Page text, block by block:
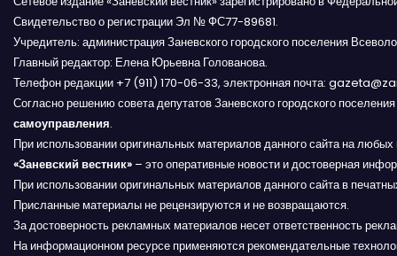
а
п
и
с
я
м
Свидетельство о регистрации Эл № ФС77-89681.
Учредитель: администрация Заневского городского поселения
Главный редактор: Елена Юрьевна Голованова.
Телефон редакции +7 (911) 170-06-33, электронная почта:
Согласно решению совета депутатов Заневского городского поселения
самоуправления.
При использовании оригинальных материалов данного сайта на
«Заневский вестник» – это оперативные новости и достоверная
При использовании оригинальных материалов данного сайта в
Присланные материалы не рецензируются и не возвращаются.
За достоверность рекламных материалов несет ответственность
На информационном ресурсе применяются рекомендательные